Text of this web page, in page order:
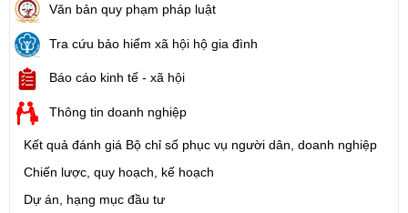
Văn bản quy phạm pháp luật
Tra cứu bảo hiểm xã hội hộ gia đình
Báo cáo kinh tế - xã hội
Thông tin doanh nghiệp
Kết quả đánh giá Bộ chỉ số phục vụ người dân, doanh nghiệp
Chiến lược, quy hoạch, kế hoạch
Dự án, hạng mục đầu tư